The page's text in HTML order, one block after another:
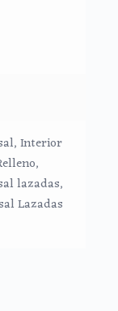
Interior
lazadas,
Lazadas